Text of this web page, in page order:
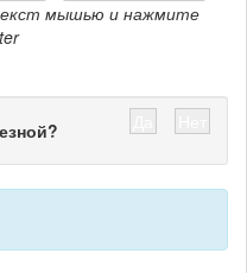
мышью и нажмите